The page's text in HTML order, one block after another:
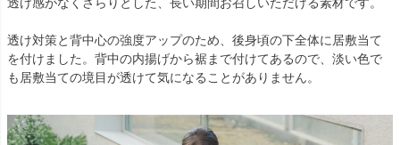
透け対策と背中心の強度アップのため、後身頃の下全体に居敷当て
を付けました。背中の内揚げから裾まで付けてあるので、淡い色で
も居敷当ての境目が透けて気になることがありません。